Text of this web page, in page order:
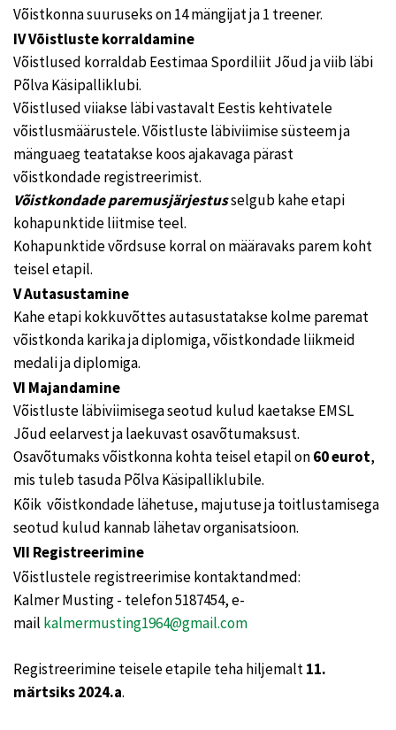
Võistkonna suuruseks on 14 mängijat ja 1 treener.
IV Võistluste korraldamine
Võistlused korraldab Eestimaa Spordiliit Jõud ja viib läbi
Põlva Käsipalliklubi.
Võistlused viiakse läbi vastavalt Eestis kehtivatele
võistlusmäärustele. Võistluste läbiviimise süsteem ja
mänguaeg teatatakse koos ajakavaga pärast
võistkondade registreerimist.
Võistkondade paremusjärjestusselgub kahe etapi
kohapunktide liitmise teel.
Kohapunktide võrdsuse korral on määravaks parem koht
teisel etapil.
V Autasustamine
Kahe etapi kokkuvõttes autasustatakse kolme paremat
võistkonda karika ja diplomiga, võistkondade liikmeid
medali ja diplomiga.
VI Majandamine
Võistluste läbiviimisega seotud kulud kaetakse EMSL
Jõud eelarvest ja laekuvast osavõtumaksust.
Osavõtumaks võistkonna kohta teisel etapil on60 eurot,
mis tuleb tasuda Põlva Käsipalliklubile.
Kõik võistkondade lähetuse, majutuse ja toitlustamisega
seotud kulud kannab lähetav organisatsioon.
VII Registreerimine
Võistlustele registreerimise kontaktandmed:
Kalmer Musting - telefon 5187454, e-
mail kalmermusting1964@gmail.com
Registreerimine teisele etapile teha hiljemalt11.
märtsiks 2024.a.